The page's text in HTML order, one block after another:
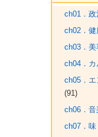
ch01．政
ch02．健
ch03．美
ch04．カ
ch05．エ
(91)
ch06．音
ch07．味